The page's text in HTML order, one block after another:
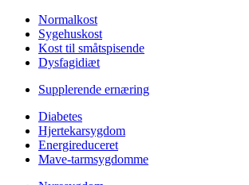
Normalkost
Sygehuskost
Kost til småtspisende
Dysfagidiæt
Supplerende ernæring
Diabetes
Hjertekarsygdom
Energireduceret
Mave-tarmsygdomme